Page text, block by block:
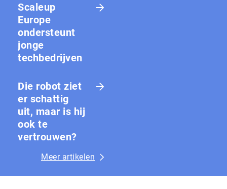
Scaleup
Europe
ondersteunt
jonge
techbedrijven
Die robot ziet
er schattig
uit, maar is hij
ook te
vertrouwen?
Meer artikelen